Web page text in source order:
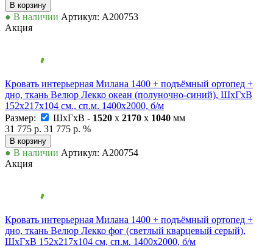
В корзину
● В наличии Артикул: А200753
Акция
Кровать интерьерная Милана 1400 + подъёмный ортопед +
дно, ткань Велюр Лекко океан (полуночно-синий), ШхГхВ
152х217х104 см., сп.м. 1400х2000, б/м
Размер:
ШxГxВ - 1520 x 2170 x 1040 мм
31 775 р. 31 775 р. %
В корзину
● В наличии Артикул: А200754
Акция
Кровать интерьерная Милана 1400 + подъёмный ортопед +
дно, ткань Велюр Лекко фог (светлый кварцевый серый),
ШхГхВ 152х217х104 см, сп.м. 1400х2000, б/м